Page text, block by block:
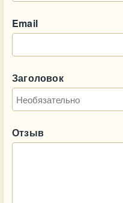
Email
Заголовок
Отзыв